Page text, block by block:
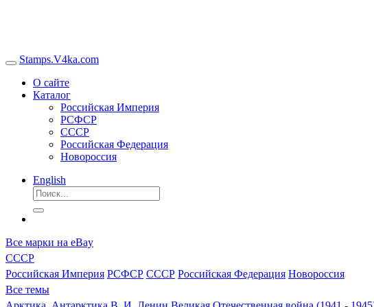
Stamps.V4ka.com
О сайте
Каталог
Российская Империя
РСФСР
СССР
Российская Федерация
Новороссия
English
Все марки на eBay
СССР
Российская Империя РСФСР СССР Российская Федерация Новороссия
Все темы